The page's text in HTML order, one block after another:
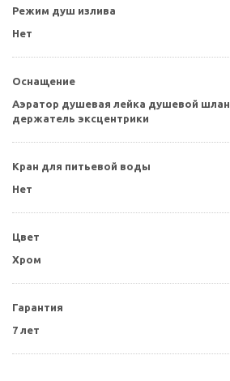
Режим душ излива
Нет
Оснащение
Аэратор душевая лейка душевой
держатель эксцентрики
Кран для питьевой воды
Нет
Цвет
Хром
Гарантия
7 лет